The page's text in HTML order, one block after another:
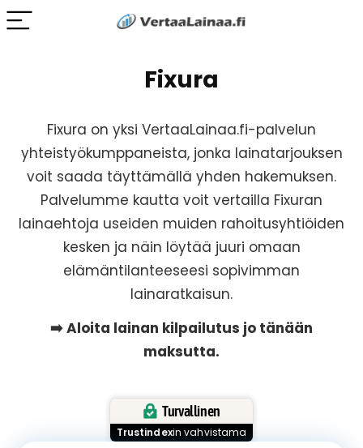
Fixura
Fixura on yksi VertaaLainaa.fi-palvelun
yhteistyökumppaneista, jonka lainatarjouksen
voit saada täyttämällä yhden hakemuksen.
Palvelumme kautta voit vertailla Fixuran
lainaehtoja useiden muiden rahoitusyhtiöiden
kesken ja näin löytää juuri omaan
elämäntilanteeseesi sopivimman
lainaratkaisun.
➡️ Aloita lainan kilpailutus jo tänään
maksutta.
Turvallinen
Trustindexin vahvistama